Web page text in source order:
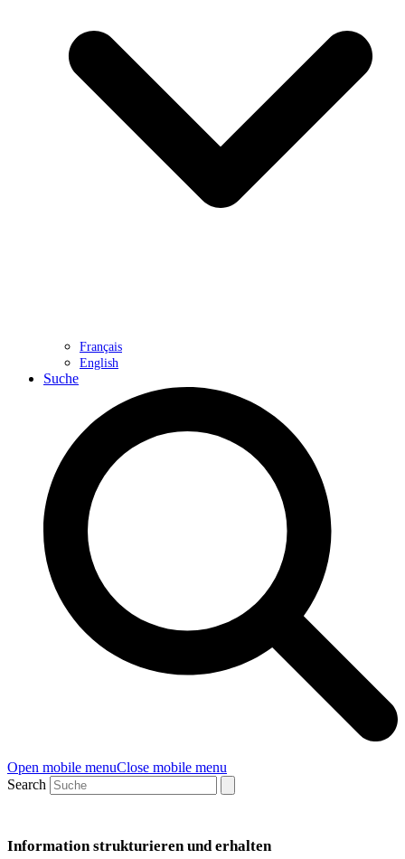
Français
English
Suche
Open mobile menuClose mobile menu
Search
Information strukturieren und erhalten